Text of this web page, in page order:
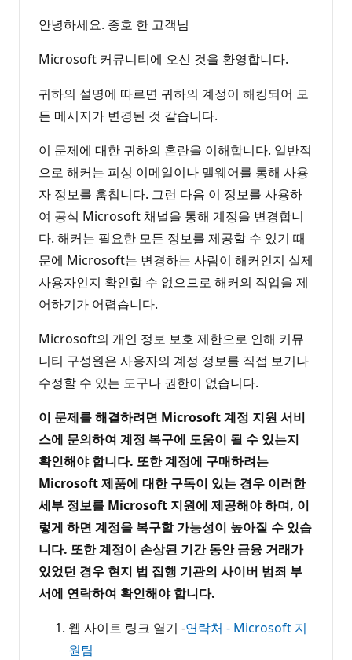
안녕하세요. 종호 한 고객님
Microsoft 커뮤니티에 오신 것을 환영합니다.
귀하의 설명에 따르면 귀하의 계정이 해킹되어 모
든 메시지가 변경된 것 같습니다.
이 문제에 대한 귀하의 혼란을 이해합니다. 일반적
으로 해커는 피싱 이메일이나 맬웨어를 통해 사용
자 정보를 훔칩니다. 그런 다음 이 정보를 사용하
여 공식 Microsoft 채널을 통해 계정을 변경합니
다. 해커는 필요한 모든 정보를 제공할 수 있기 때
문에 Microsoft는 변경하는 사람이 해커인지 실제
사용자인지 확인할 수 없으므로 해커의 작업을 제
어하기가 어렵습니다.
Microsoft의 개인 정보 보호 제한으로 인해 커뮤
니티 구성원은 사용자의 계정 정보를 직접 보거나
수정할 수 있는 도구나 권한이 없습니다.
이 문제를 해결하려면 Microsoft 계정 지원 서비
스에 문의하여 계정 복구에 도움이 될 수 있는지
확인해야 합니다. 또한 계정에 구매하려는
Microsoft 제품에 대한 구독이 있는 경우 이러한
세부 정보를 Microsoft 지원에 제공해야 하며, 이
렇게 하면 계정을 복구할 가능성이 높아질 수 있습
니다. 또한 계정이 손상된 기간 동안 금융 거래가
있었던 경우 현지 법 집행 기관의 사이버 범죄 부
서에 연락하여 확인해야 합니다.
웹 사이트 링크 열기 -연락처 - Microsoft 지
원팀